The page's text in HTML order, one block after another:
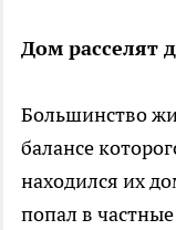
Дом расселят
Большинство
балансе
находился их
попал в